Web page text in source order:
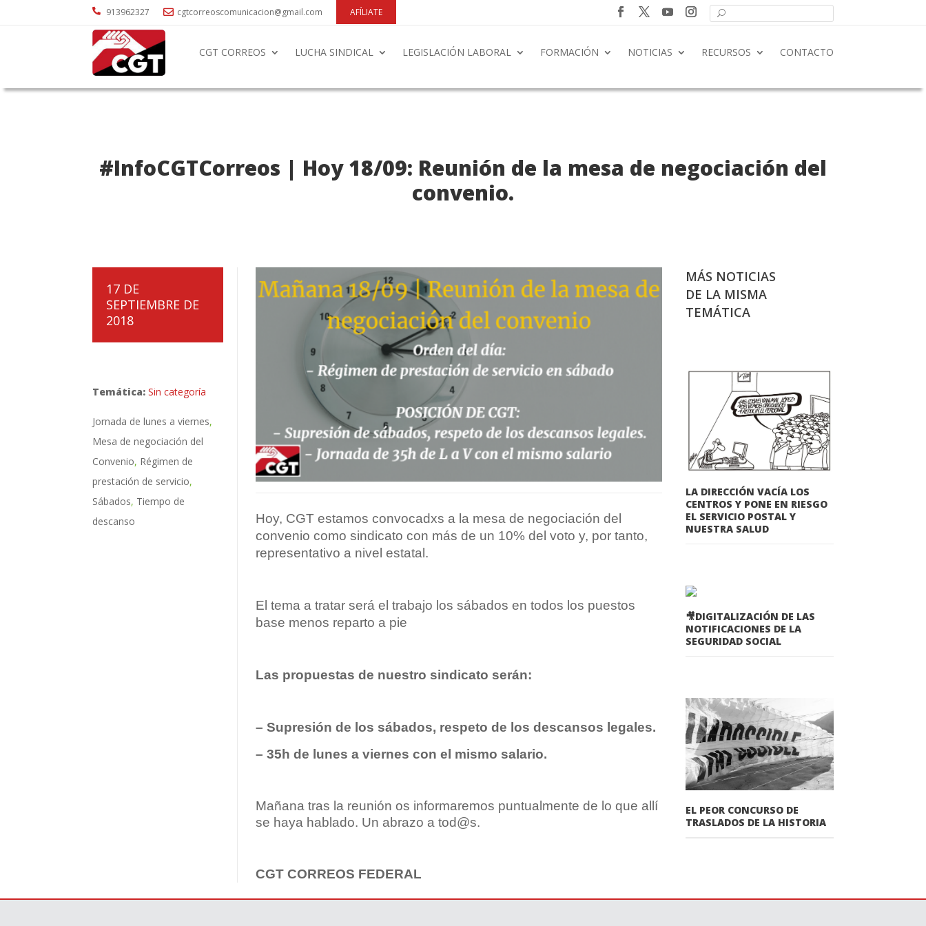
 913962327  cgtcorreoscomunicacion@gmail.com AFÍLIATE
CGT CORREOS LUCHA SINDICAL LEGISLACIÓN LABORAL FORMACIÓN NOTICIAS RECURSOS CONTACTO
#InfoCGTCorreos | Hoy 18/09: Reunión de la mesa de negociación del
convenio.
17 DE
SEPTIEMBRE DE
2018
Temática:Sin categoría
Jornada de lunes a viernes
Mesa de negociación del
Convenio Régimen de
prestación de servicio
Sábados Tiempo de
descanso
Hoy, CGT estamos convocadxs a la mesa de negociación del
convenio como sindicato con más de un 10% del voto y, por tanto,
representativo a nivel estatal.
El tema a tratar será el trabajo los sábados en todos los puestos
base menos reparto a pie
Las propuestas de nuestro sindicato serán:
– Supresión de los sábados, respeto de los descansos legales.
– 35h de lunes a viernes con el mismo salario.
Mañana tras la reunión os informaremos puntualmente de lo que allí
se haya hablado. Un abrazo a tod@s.
CGT CORREOS FEDERAL
MÁS NOTICIAS
DE LA MISMA
TEMÁTICA
LA DIRECCIÓN VACÍA LOS
CENTROS Y PONE EN RIESGO
EL SERVICIO POSTAL Y
NUESTRA SALUD
🎥DIGITALIZACIÓN DE LAS
NOTIFICACIONES DE LA
SEGURIDAD SOCIAL
EL PEOR CONCURSO DE
TRASLADOS DE LA HISTORIA